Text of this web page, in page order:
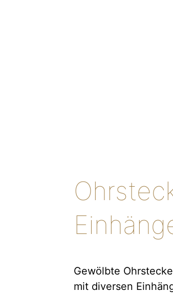
Gewölbte
mit diversen